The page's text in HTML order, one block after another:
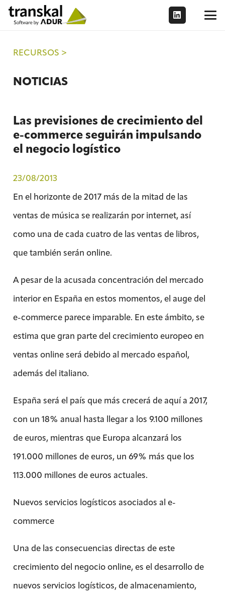
RECURSOS >
NOTICIAS
Las previsiones de crecimiento del
e-commerce seguirán impulsando
el negocio logístico
23/08/2013
En el horizonte de 2017 más de la mitad de las
ventas de música se realizarán por internet, así
como una de cada cuatro de las ventas de libros,
que también serán online.
A pesar de la acusada concentración del mercado
interior en España en estos momentos, el auge del
e-commerce parece imparable. En este ámbito, se
estima que gran parte del crecimiento europeo en
ventas online será debido al mercado español,
además del italiano.
España será el país que más crecerá de aquí a 2017,
con un 18% anual hasta llegar a los 9.100 millones
de euros, mientras que Europa alcanzará los
191.000 millones de euros, un 69% más que los
113.000 millones de euros actuales.
Nuevos servicios logísticos asociados al e-
commerce
Una de las consecuencias directas de este
crecimiento del negocio online, es el desarrollo de
nuevos servicios logísticos, de almacenamiento,